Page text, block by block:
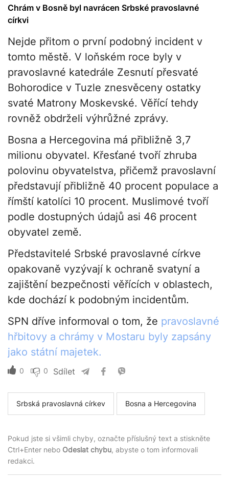
Chrám v Bosně byl navrácen Srbské pravoslavné
církvi
Nejde přitom o první podobný incident v
tomto městě. V loňském roce byly v
pravoslavné katedrále Zesnutí přesvaté
Bohorodice v Tuzle znesvěceny ostatky
svaté Matrony Moskevské. Věřící tehdy
rovněž obdrželi výhrůžné zprávy.
Bosna a Hercegovina má přibližně 3,7
milionu obyvatel. Křesťané tvoří zhruba
polovinu obyvatelstva, přičemž pravoslavní
představují přibližně 40 procent populace a
římští katolíci 10 procent. Muslimové tvoří
podle dostupných údajů asi 46 procent
obyvatel země.
Představitelé Srbské pravoslavné církve
opakovaně vyzývají k ochraně svatyní a
zajištění bezpečnosti věřících v oblastech,
kde dochází k podobným incidentům.
SPN dříve informoval o tom, že pravoslavné
hřbitovy a chrámy v Mostaru byly zapsány
jako státní majetek.
0 0 Sdílet
Srbská pravoslavná církev Bosna a Hercegovina
Pokud jste si všimli chyby, označte příslušný text a stiskněte
Ctrl+Enter nebo Odeslat chybu, abyste o tom informovali
redakci.